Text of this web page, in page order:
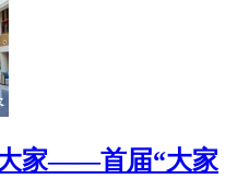
家——首届“大家